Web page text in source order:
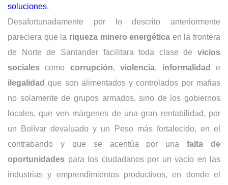
soluciones.
Desafortunadamente por lo descrito anteriormente
pareciera que la riqueza minero energética en la frontera
de Norte de Santander facilitara toda clase de vicios
sociales como corrupción,violencia, informalidade
ilegalidadque son alimentados y controlados por mafias
no solamente de grupos armados, sino de los gobiernos
locales, que ven márgenes de una gran rentabilidad, por
un Bolívar devaluado y un Peso más fortalecido, en el
contrabando y que se acentúa por unafalta de
oportunidades para los ciudadanos por un vacío en las
industrias y emprendimientos productivos, en donde el